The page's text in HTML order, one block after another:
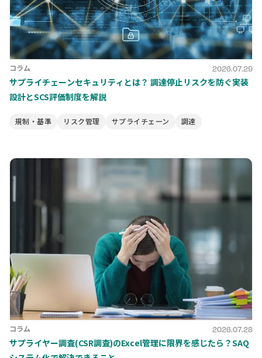
コラム 2026.07.29
サプライチェーンセキュリティとは？ 調達停止リスクを防ぐ実装
設計とSCS評価制度を解説
規制・基準 リスク管理 サプライチェーン 調達
コラム 2026.07.28
サプライヤー調査(CSR調査)のExcel管理に限界を感じたら？SAQ